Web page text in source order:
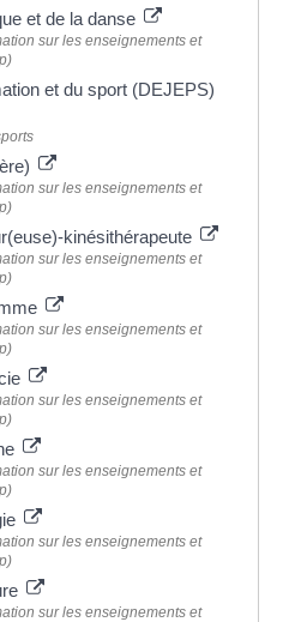
et de la danse
sur les enseignements et
et du sport (DEJEPS)
sur les enseignements et
kinésithérapeute
sur les enseignements et
sur les enseignements et
sur les enseignements et
sur les enseignements et
sur les enseignements et
sur les enseignements et